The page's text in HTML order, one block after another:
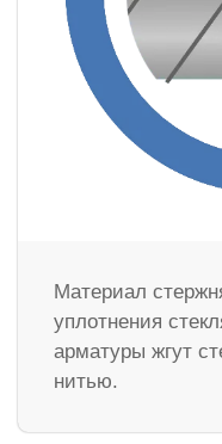
Материал
уплотнения
арматуры жгут
нитью.